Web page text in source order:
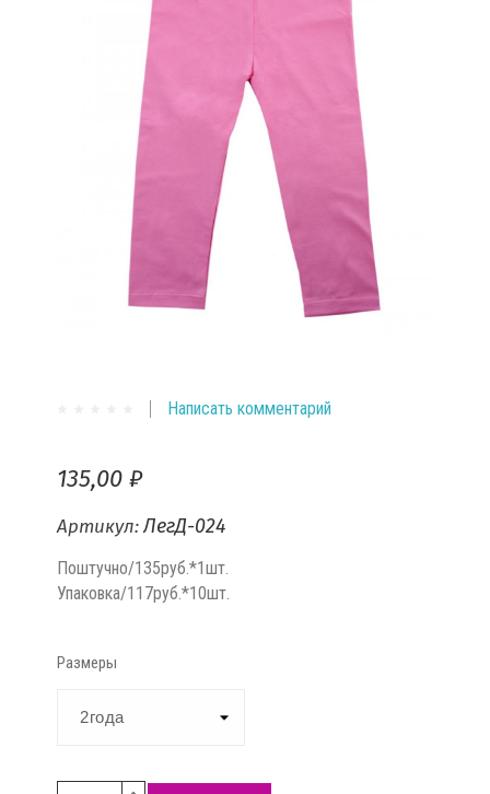
Написать комментарий
135,00 ₽
Артикул:ЛегД-024
Поштучно/135руб.*1шт.
Упаковка/117руб.*10шт.
Размеры